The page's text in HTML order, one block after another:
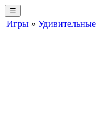
☰
Игры »